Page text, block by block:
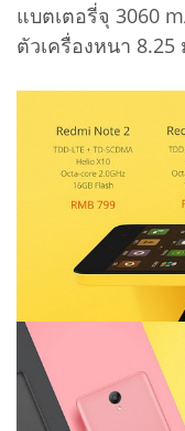
แบตเตอรี่จุ 3060
ตัวเครื่องหนา